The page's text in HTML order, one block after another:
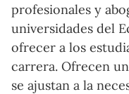
profesionales y
universidades del
ofrecer a los
carrera. Ofrecen
se ajustan a la